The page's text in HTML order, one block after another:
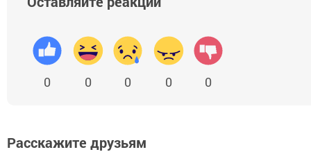
0 0 0 0 0
Расскажите друзьям